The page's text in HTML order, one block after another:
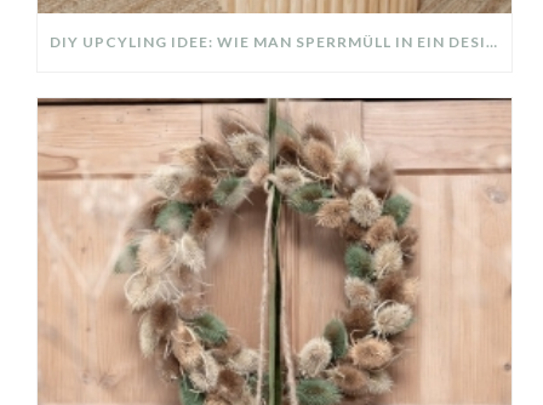
DIY UPCYLING IDEE: WIE MAN SPERRMÜLL IN EIN DESIGNER TEIL VERWANDELT